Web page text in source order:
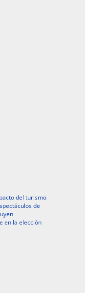
del turismo
de
en la elección